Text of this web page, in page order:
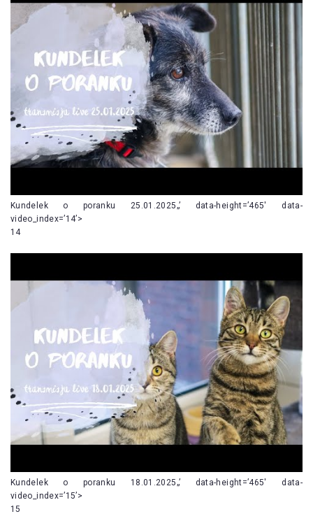
Kundelek o poranku 25.01.2025„’ data-height=’465′ data-
video_index=’14’>
14
Kundelek o poranku 18.01.2025„’ data-height=’465′ data-
video_index=’15’>
15